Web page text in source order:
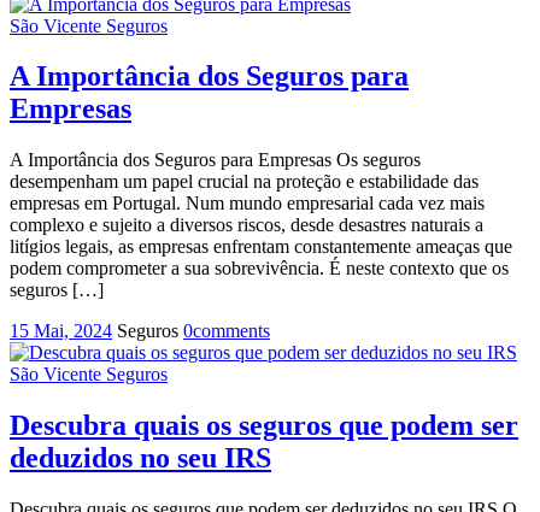
São Vicente Seguros
A Importância dos Seguros para
Empresas
A Importância dos Seguros para Empresas Os seguros
desempenham um papel crucial na proteção e estabilidade das
empresas em Portugal. Num mundo empresarial cada vez mais
complexo e sujeito a diversos riscos, desde desastres naturais a
litígios legais, as empresas enfrentam constantemente ameaças que
podem comprometer a sua sobrevivência. É neste contexto que os
seguros […]
15 Mai, 2024 Seguros 0comments
São Vicente Seguros
Descubra quais os seguros que podem ser
deduzidos no seu IRS